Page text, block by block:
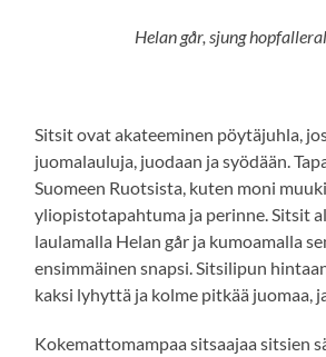
Helan går, sjung
Sitsit ovat akateeminen pöytäjuhla,
juomalauluja, juodaan ja syödään.
Suomeen Ruotsista, kuten moni
yliopistotapahtuma ja perinne. Sitsit
laulamalla Helan går ja kumoamalla
ensimmäinen snapsi. Sitsilipun
kaksi lyhyttä ja kolme pitkää juomaa,
Kokemattomampaa sitsaajaa sitsien